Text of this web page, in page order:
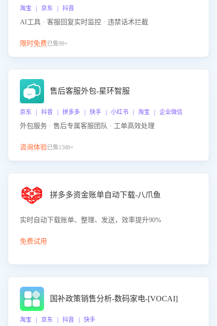
淘宝 | 京东 | 抖音
AI工具 · 客服回复实时监控 · 违禁话术拦截
限时免费已售99+
售后客服外包-星环智服
京东 | 抖音 | 拼多多 | 快手 | 小红书 | 淘宝 | 企业微信
外包服务 · 售后专属客服团队 · 工单高效处理
咨询体验已售1500+
拼多多资金账单自动下载-八爪鱼
实时自动下载账单、整理、发送，效率提升90%
免费试用
国补政策销售分析-数码家电-[VOCAI]
淘宝 | 京东 | 抖音 | 快手